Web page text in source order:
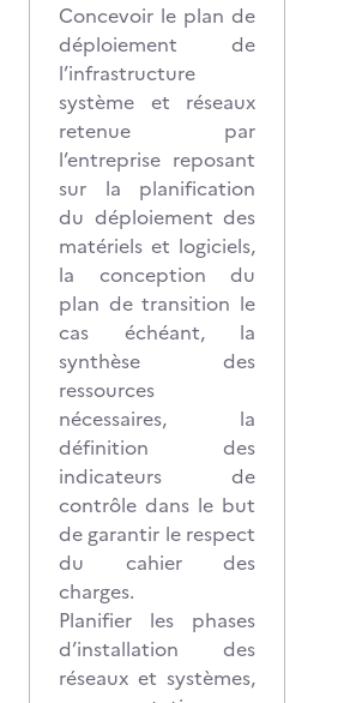
Concevoir le plan de
déploiement de
l’infrastructure
système et réseaux
retenue par
l’entreprise reposant
sur la planification
du déploiement des
matériels et logiciels,
la conception du
plan de transition le
cas échéant, la
synthèse des
ressources
nécessaires, la
définition des
indicateurs de
contrôle dans le but
de garantir le respect
du cahier des
charges.
Planifier les phases
d’installation des
réseaux et systèmes,